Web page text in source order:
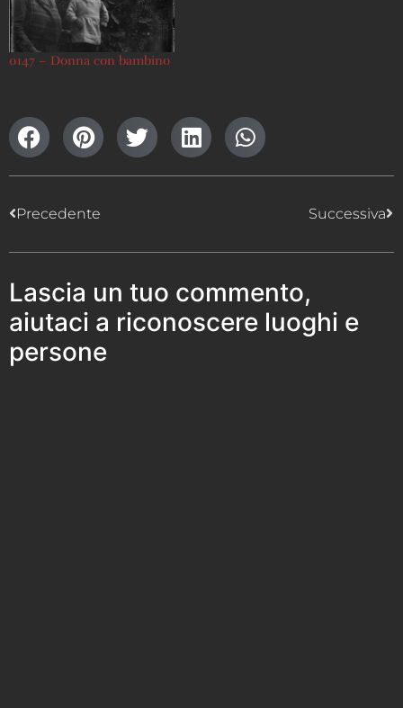
0147 – Donna con bambino
Precedente Successiva
Lascia un tuo commento,
aiutaci a riconoscere luoghi e
persone